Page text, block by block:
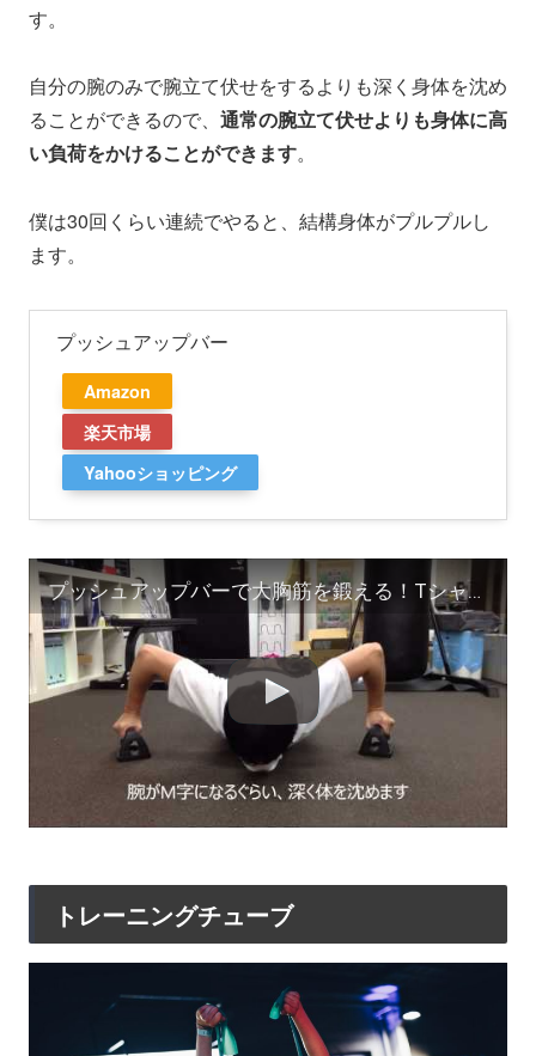
す。
自分の腕のみで腕立て伏せをするよりも深く身体を沈め
ることができるので、 通常の腕立て伏せよりも身体に高
い負荷をかけることができます。
僕は30回くらい連続でやると、結構身体がプルプルし
ます。
プッシュアップバー
Amazon
楽天市場
Yahooショッピング
プッシュアップバーで大胸筋を鍛える！Tシャツの似合う胸板を作る効果的なトレーニング方法。
トレーニングチューブ